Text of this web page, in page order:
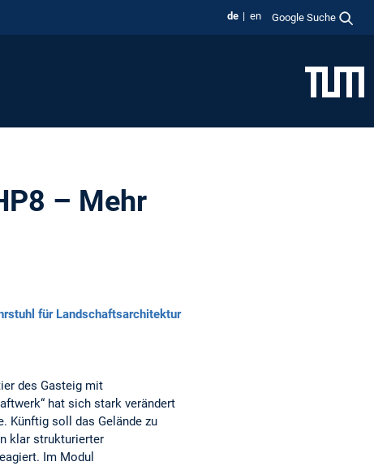
de en Google Suche
– Mehr
für Landschaftsarchitektur
des Gasteig mit
hat sich stark verändert
Künftig soll das Gelände zu
klar strukturierter
Im Modul